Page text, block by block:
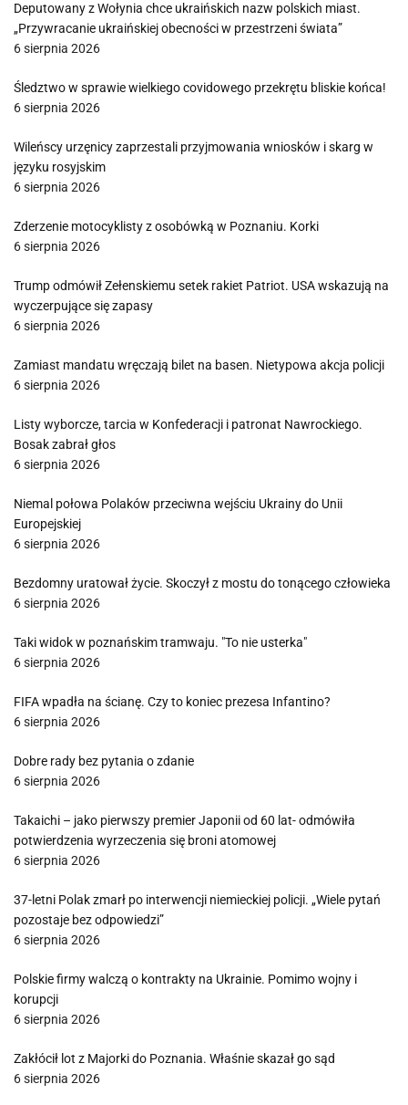
Deputowany z Wołynia chce ukraińskich nazw polskich miast.
„Przywracanie ukraińskiej obecności w przestrzeni świata”
6 sierpnia 2026
Śledztwo w sprawie wielkiego covidowego przekrętu bliskie końca!
6 sierpnia 2026
Wileńscy urzęnicy zaprzestali przyjmowania wniosków i skarg w
języku rosyjskim
6 sierpnia 2026
Zderzenie motocyklisty z osobówką w Poznaniu. Korki
6 sierpnia 2026
Trump odmówił Zełenskiemu setek rakiet Patriot. USA wskazują na
wyczerpujące się zapasy
6 sierpnia 2026
Zamiast mandatu wręczają bilet na basen. Nietypowa akcja policji
6 sierpnia 2026
Listy wyborcze, tarcia w Konfederacji i patronat Nawrockiego.
Bosak zabrał głos
6 sierpnia 2026
Niemal połowa Polaków przeciwna wejściu Ukrainy do Unii
Europejskiej
6 sierpnia 2026
Bezdomny uratował życie. Skoczył z mostu do tonącego człowieka
6 sierpnia 2026
Taki widok w poznańskim tramwaju. "To nie usterka"
6 sierpnia 2026
FIFA wpadła na ścianę. Czy to koniec prezesa Infantino?
6 sierpnia 2026
Dobre rady bez pytania o zdanie
6 sierpnia 2026
Takaichi – jako pierwszy premier Japonii od 60 lat- odmówiła
potwierdzenia wyrzeczenia się broni atomowej
6 sierpnia 2026
37-letni Polak zmarł po interwencji niemieckiej policji. „Wiele pytań
pozostaje bez odpowiedzi”
6 sierpnia 2026
Polskie firmy walczą o kontrakty na Ukrainie. Pomimo wojny i
korupcji
6 sierpnia 2026
Zakłócił lot z Majorki do Poznania. Właśnie skazał go sąd
6 sierpnia 2026